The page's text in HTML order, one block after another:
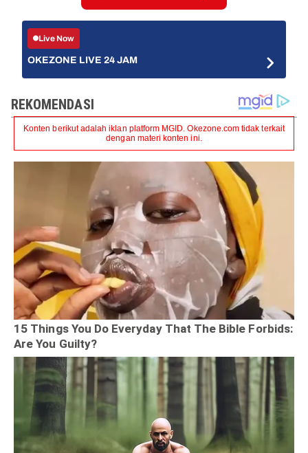
Live Now
OKEZONE LIVE 24 JAM